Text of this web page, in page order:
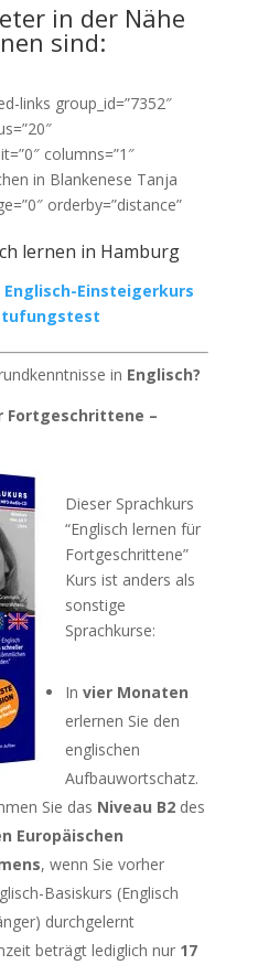
in der Nähe
sind:
links group_id=”7352″
columns=”1″
in Blankenese Tanja
orderby=”distance”
lernen in Hamburg
Englisch-Einsteigerkurs
in Englisch?
Fortgeschrittene –
Dieser Sprachkurs
“Englisch lernen für
Fortgeschrittene”
Kurs ist anders als
sonstige
Sprachkurse:
In vier Monaten
erlernen Sie den
englischen
Aufbauwortschatz.
Sie das Niveau B2des
Europäischen
, wenn Sie vorher
Basiskurs (Englisch
durchgelernt
beträgt lediglich nur 17